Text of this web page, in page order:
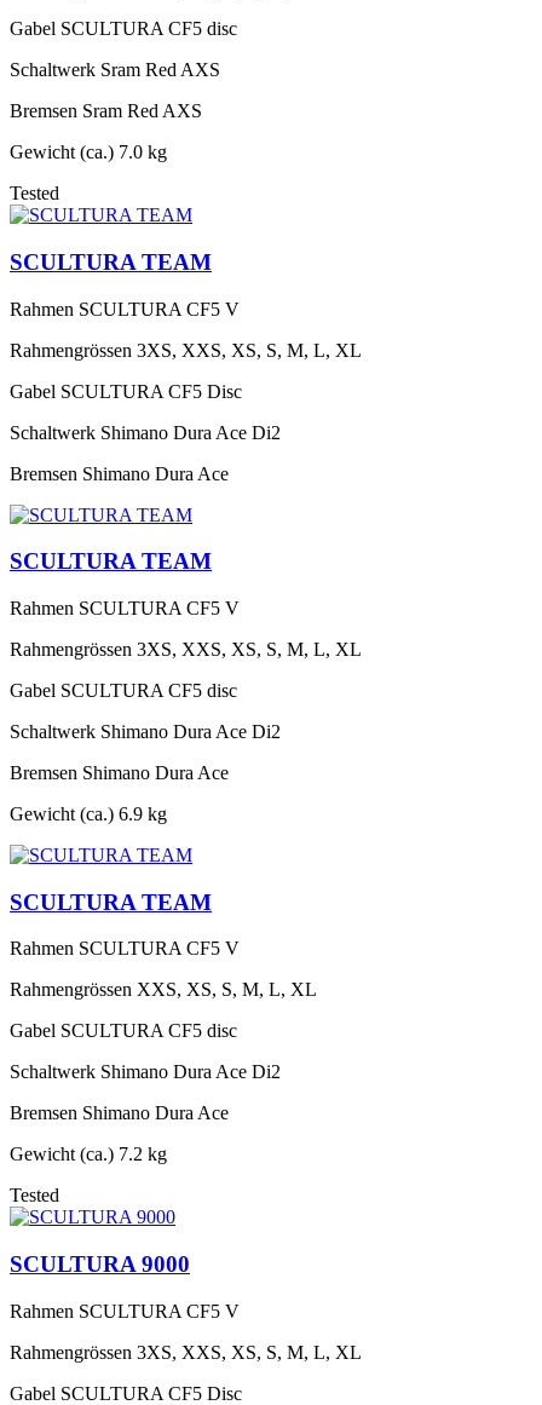
Gabel SCULTURA CF5 disc
Schaltwerk Sram Red AXS
Bremsen Sram Red AXS
Gewicht (ca.) 7.0 kg
Tested
SCULTURA TEAM
Rahmen SCULTURA CF5 V
Rahmengrössen 3XS, XXS, XS, S, M, L, XL
Gabel SCULTURA CF5 Disc
Schaltwerk Shimano Dura Ace Di2
Bremsen Shimano Dura Ace
SCULTURA TEAM
Rahmen SCULTURA CF5 V
Rahmengrössen 3XS, XXS, XS, S, M, L, XL
Gabel SCULTURA CF5 disc
Schaltwerk Shimano Dura Ace Di2
Bremsen Shimano Dura Ace
Gewicht (ca.) 6.9 kg
SCULTURA TEAM
Rahmen SCULTURA CF5 V
Rahmengrössen XXS, XS, S, M, L, XL
Gabel SCULTURA CF5 disc
Schaltwerk Shimano Dura Ace Di2
Bremsen Shimano Dura Ace
Gewicht (ca.) 7.2 kg
Tested
SCULTURA 9000
Rahmen SCULTURA CF5 V
Rahmengrössen 3XS, XXS, XS, S, M, L, XL
Gabel SCULTURA CF5 Disc